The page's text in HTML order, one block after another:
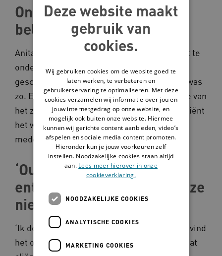
Onderzoek gaf een
belangrijk inzicht
Anita: ‘We hebben bewust gekozen om eerst te
onderzoeken of een tool als Google Home
geschikt zou zijn voor onze cliënten. En dat was
zo. Een belangrijk inzicht was dat de zwaarte van
het zorgpakket niet bepalend is of dat een cliënt
het wil gaan gebruiken. Terwijl veel
medewerkers dat wel dachten.’
‘Ouderen zijn heel
enthousiast, ook al weten ze
niets van internet’
‘Ik doe privé heel veel met Google Home en vind
het ook erg leuk. Ik dacht inderdaad alleen dat
Deze website maakt
gebruik van
cookies.
Wij gebruiken cookies om de website goed te
laten werken, te verbeteren en
gebruikerservaring te optimaliseren. Met deze
cookies verzamelen wij informatie over jou en
jouw internetgedrag op onze website, en
mogelijk ook buiten onze website. Hiermee
kunnen wij gerichte content aanbieden, video’s
afspelen en sociale media content promoten.
Hieronder kun je jouw voorkeuren zelf
instellen. Noodzakelijke cookies staan altijd
aan. Lees meer hierover in onze
cookieverklaring.
NOODZAKELIJKE COOKIES
ANALYTISCHE COOKIES
MARKETING COOKIES